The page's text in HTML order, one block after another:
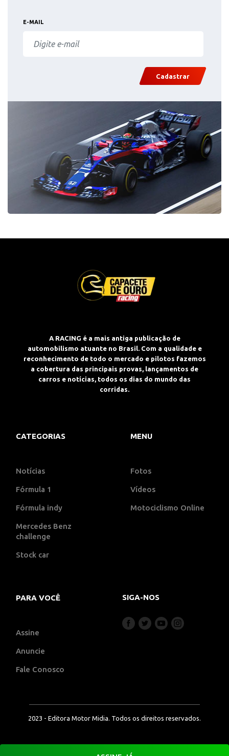
E-MAIL
Cadastrar
A RACING é a mais antiga publicação de
automobilismo atuante no Brasil. Com a qualidade e
reconhecimento de todo o mercado e pilotos fazemos
a cobertura das principais provas, lançamentos de
carros e notícias, todos os dias do mundo das
corridas.
CATEGORIAS
Notícias
Fórmula 1
Fórmula indy
Mercedes Benz
challenge
Stock car
MENU
Fotos
Vídeos
Motociclismo Online
PARA VOCÊ
Assine
Anuncie
Fale Conosco
SIGA-NOS
2023 - Editora Motor Midia. Todos os direitos reservados.